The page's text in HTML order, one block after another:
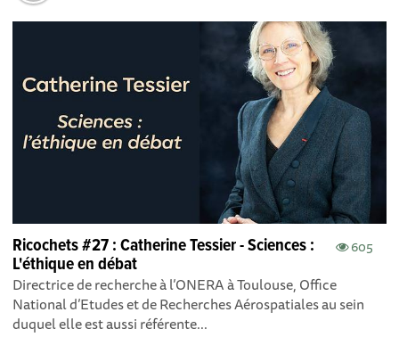
605
Ricochets #27 : Catherine Tessier - Sciences :
L'éthique en débat
Directrice de recherche à l’ONERA à Toulouse, Office
National d’Etudes et de Recherches Aérospatiales au sein
duquel elle est aussi référente...